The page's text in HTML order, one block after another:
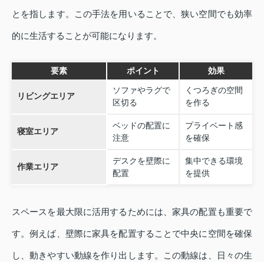
とを指します。この手法を用いることで、狭い空間でも効率
的に生活することが可能になります。
要素 ポイント 効果
リビングエリア
ソファやラグで
区切る
くつろぎの空間
を作る
寝室エリア
ベッドの配置に
注意
プライベート感
を確保
作業エリア
デスクを壁際に
配置
集中できる環境
を提供
スペースを最大限に活用するためには、家具の配置も重要で
す。例えば、壁際に家具を配置することで中央に空間を確保
し、動きやすい動線を作り出します。この動線は、日々の生